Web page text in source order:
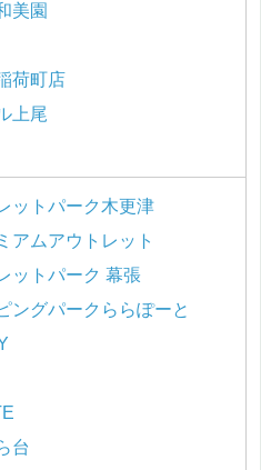
美園
荷町店
上尾
ットパーク木更津
アムアウトレット
ットパーク 幕張
ングパークららぽーと
台